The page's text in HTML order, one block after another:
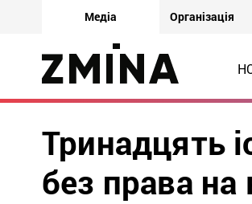
Медіа Організація
Тринадцять
без права